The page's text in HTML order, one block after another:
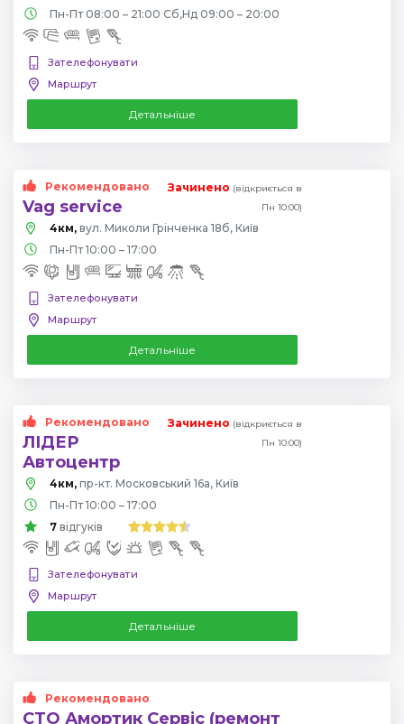
Пн-Пт 08:00 – 21:00 Сб,Нд 09:00 – 20:00
Зателефонувати
Маршрут
Детальніше
Рекомендовано
Vag service
Зачинено (відкриється в
Пн 10:00)
4км, вул. Миколи Грінченка 18б, Київ
Пн-Пт 10:00 – 17:00
Зателефонувати
Маршрут
Детальніше
Рекомендовано
ЛІДЕР
Автоцентр
Зачинено (відкриється в
Пн 10:00)
4км, пр-кт. Московський 16а, Київ
Пн-Пт 10:00 – 17:00
7 відгуків
Зателефонувати
Маршрут
Детальніше
Рекомендовано
СТО Амортик Сервіс (ремонт